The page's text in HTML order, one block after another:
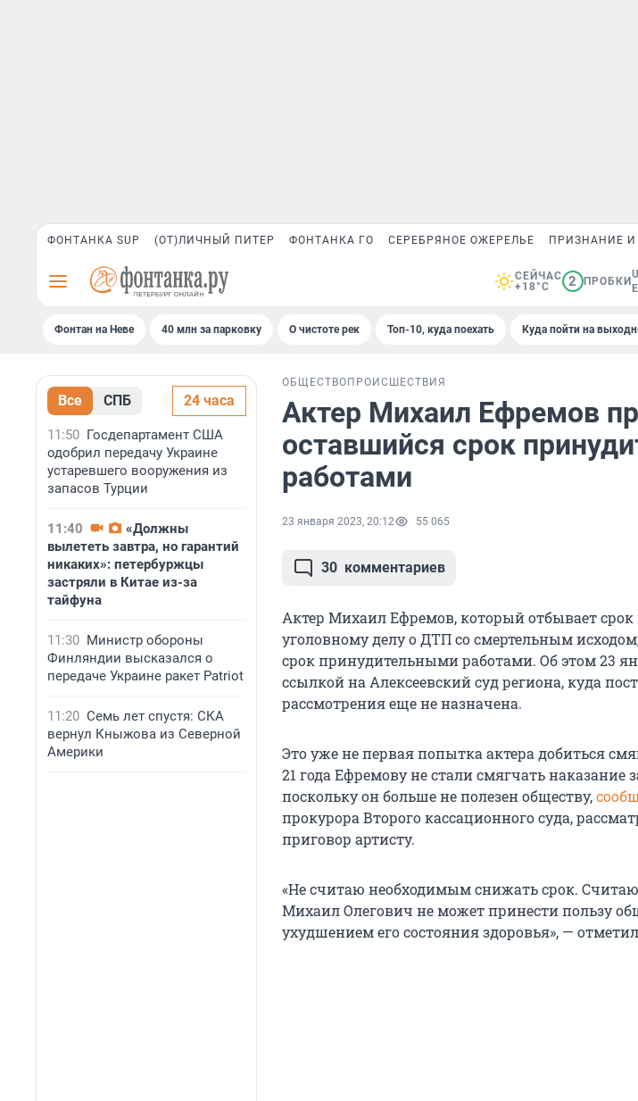
ФОНТАНКА SUP (ОТ)ЛИЧНЫЙ ПИТЕР ФОНТАНКА ГО СЕРЕБРЯНОЕ ОЖЕРЕЛЬЕ ПРИЗНАНИЕ
СЕЙЧАС
+18°C
2 ПРОБКИ
Фонтан на Неве 40 млн за парковку О чистоте рек Топ-10, куда поехать Куда пойти на
Все СПБ 24 часа
11:50 Госдепартамент США
одобрил передачу Украине
устаревшего вооружения из
запасов Турции
11:40
«Должны
вылететь завтра, но гарантий
никаких»: петербуржцы
застряли в Китае из-за
тайфуна
11:30 Министр обороны
Финляндии высказался о
передаче Украине ракет Patriot
11:20 Семь лет спустя: СКА
вернул Кныжова из Северной
Америки
ОБЩЕСТВО ПРОИСШЕСТВИЯ
Актер Михаил Ефремов
оставшийся срок
работами
23 января 2023, 20:12 55 065
30 комментариев
Актер Михаил Ефремов, который отбывает срок
уголовному делу о ДТП со смертельным
срок принудительными работами. Об этом 23
ссылкой на Алексеевский суд региона, куда
рассмотрения еще не назначена.
Это уже не первая попытка актера добиться
21 года Ефремову не стали смягчать наказание
поскольку он больше не полезен обществу,
прокурора Второго кассационного суда,
приговор артисту.
«Не считаю необходимым снижать срок.
Михаил Олегович не может принести пользу
ухудшением его состояния здоровья», —